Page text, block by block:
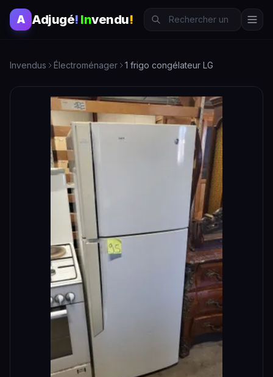
A Adjugé! Invendu!
Invendus Électroménager 1 frigo congélateur LG